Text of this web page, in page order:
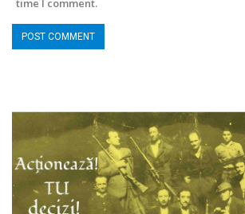
time I comment.